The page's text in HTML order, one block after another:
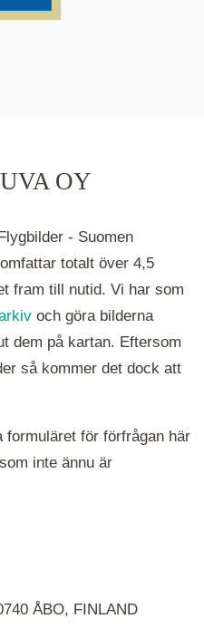
scrolla.
Utplacerade bilder
OY
- Suomen
totalt över 4,5
fram till nutid. Vi har som
och göra bilderna
dem på kartan. Eftersom
så kommer det dock att
formuläret för förfrågan här
inte ännu är
ÅBO, FINLAND